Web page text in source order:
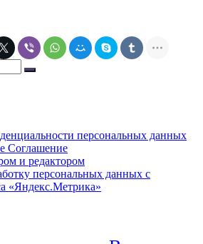
персональных данных
Соглашение
и редактором
персональных данных с
«Яндекс.Метрика»